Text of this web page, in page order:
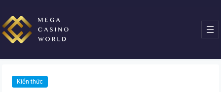
đến
phần
nội
dung
Kiến thức